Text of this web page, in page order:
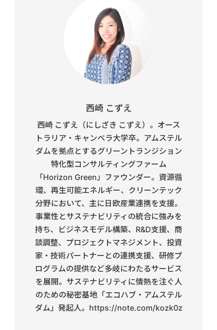
西崎 こずえ
西崎 こずえ（にしざき こずえ）。オース
トラリア・キャンベラ大学卒。アムステル
ダムを拠点とするグリーントランジション
特化型コンサルティングファーム
「Horizon Green」ファウンダー。資源循
環、再生可能エネルギー、クリーンテック
分野において、主に日欧産業連携を支援。
事業性とサステナビリティの統合に強みを
持ち、ビジネスモデル構築、R&D支援、商
談調整、プロジェクトマネジメント、投資
家・技術パートナーとの連携支援、研修プ
ログラムの提供など多岐にわたるサービス
を展開。サステナビリティに情熱を注ぐ人
のための秘密基地「エコハブ・アムステル
ダム」発起人。https://note.com/kozk0z